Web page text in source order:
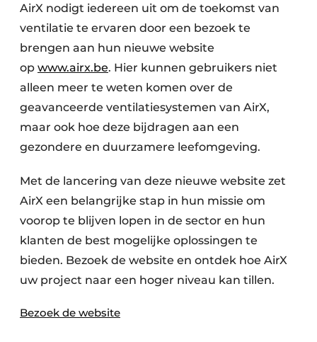
AirX nodigt iedereen uit om de toekomst van
ventilatie te ervaren door een bezoek te
brengen aan hun nieuwe website
op www.airx.be. Hier kunnen gebruikers niet
alleen meer te weten komen over de
geavanceerde ventilatiesystemen van AirX,
maar ook hoe deze bijdragen aan een
gezondere en duurzamere leefomgeving.
Met de lancering van deze nieuwe website zet
AirX een belangrijke stap in hun missie om
voorop te blijven lopen in de sector en hun
klanten de best mogelijke oplossingen te
bieden. Bezoek de website en ontdek hoe AirX
uw project naar een hoger niveau kan tillen.
Bezoek de website